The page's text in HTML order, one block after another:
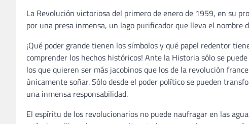
La Revolución victoriosa del primero de enero de 1959, en su
por una presa inmensa, un lago purificador que lleva el nombre
¡Qué poder grande tienen los símbolos y qué papel redentor
comprender los hechos históricos! Ante la Historia sólo se
los que quieren ser más jacobinos que los de la revolución
únicamente soñar. Sólo desde el poder político se pueden
una inmensa responsabilidad.
El espíritu de los revolucionarios no puede naufragar en las